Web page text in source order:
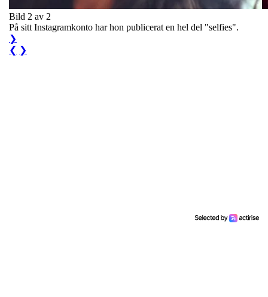
Bild 2 av 2
På sitt Instagramkonto har hon publicerat en hel del "selfies".
❯
❮ ❯